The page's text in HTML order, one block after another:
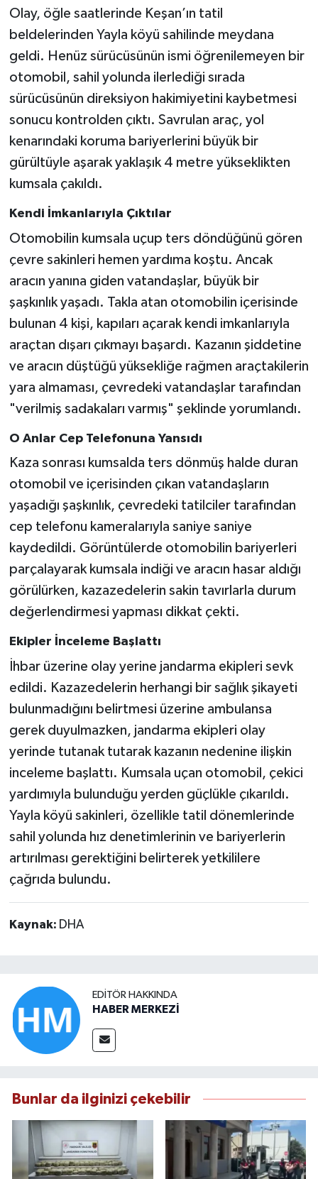
Olay, öğle saatlerinde Keşan’ın tatil
beldelerinden Yayla köyü sahilinde meydana
geldi. Henüz sürücüsünün ismi öğrenilemeyen bir
otomobil, sahil yolunda ilerlediği sırada
sürücüsünün direksiyon hakimiyetini kaybetmesi
sonucu kontrolden çıktı. Savrulan araç, yol
kenarındaki koruma bariyerlerini büyük bir
gürültüyle aşarak yaklaşık 4 metre yükseklikten
kumsala çakıldı.
Kendi İmkanlarıyla Çıktılar
Otomobilin kumsala uçup ters döndüğünü gören
çevre sakinleri hemen yardıma koştu. Ancak
aracın yanına giden vatandaşlar, büyük bir
şaşkınlık yaşadı. Takla atan otomobilin içerisinde
bulunan 4 kişi, kapıları açarak kendi imkanlarıyla
araçtan dışarı çıkmayı başardı. Kazanın şiddetine
ve aracın düştüğü yüksekliğe rağmen araçtakilerin
yara almaması, çevredeki vatandaşlar tarafından
"verilmiş sadakaları varmış" şeklinde yorumlandı.
O Anlar Cep Telefonuna Yansıdı
Kaza sonrası kumsalda ters dönmüş halde duran
otomobil ve içerisinden çıkan vatandaşların
yaşadığı şaşkınlık, çevredeki tatilciler tarafından
cep telefonu kameralarıyla saniye saniye
kaydedildi. Görüntülerde otomobilin bariyerleri
parçalayarak kumsala indiği ve aracın hasar aldığı
görülürken, kazazedelerin sakin tavırlarla durum
değerlendirmesi yapması dikkat çekti.
Ekipler İnceleme Başlattı
İhbar üzerine olay yerine jandarma ekipleri sevk
edildi. Kazazedelerin herhangi bir sağlık şikayeti
bulunmadığını belirtmesi üzerine ambulansa
gerek duyulmazken, jandarma ekipleri olay
yerinde tutanak tutarak kazanın nedenine ilişkin
inceleme başlattı. Kumsala uçan otomobil, çekici
yardımıyla bulunduğu yerden güçlükle çıkarıldı.
Yayla köyü sakinleri, özellikle tatil dönemlerinde
sahil yolunda hız denetimlerinin ve bariyerlerin
artırılması gerektiğini belirterek yetkililere
çağrıda bulundu.
Kaynak: DHA
EDITÖR HAKKINDA
HABER MERKEZİ
Bunlar da ilginizi çekebilir